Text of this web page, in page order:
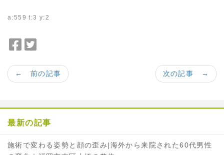
a:559 t:3 y:2
c
e
o
k
シ
i
t
r
で
ェ
次の記事 →
← 前の記事
最新の記事
施術で変わる姿勢と顔の歪み|海外から来院された60代男性